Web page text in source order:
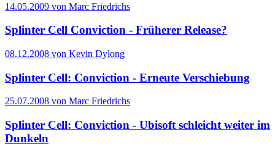
14.05.2009 von Marc Friedrichs
Splinter Cell Conviction - Früherer Release?
08.12.2008 von Kevin Dylong
Splinter Cell: Conviction - Erneute Verschiebung
25.07.2008 von Marc Friedrichs
Splinter Cell: Conviction - Ubisoft schleicht weiter im
Dunkeln